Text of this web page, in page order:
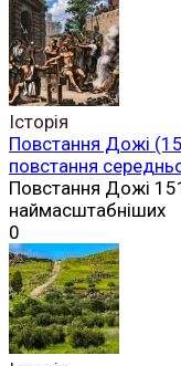
Історія
Повстання Дожі
повстання
Повстання Дожі
наймасштабніших
0